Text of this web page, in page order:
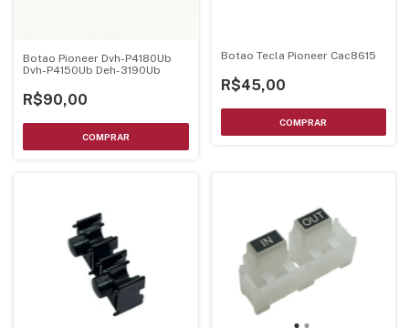
Botao Pioneer Dvh-P4180Ub
Dvh-P4150Ub Deh-3190Ub
R$90,00
Botao Tecla Pioneer Cac8615
R$45,00